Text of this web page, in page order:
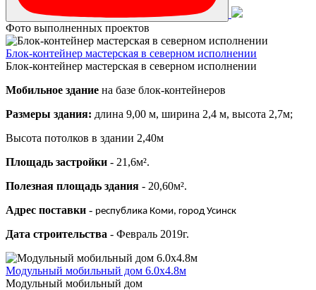
Фото выполненных проектов
Блок-контейнер мастерская в северном исполнении
Блок-контейнер мастерская в северном исполнении
Мобильное здание на базе блок-контейнеров
Размеры здания: длина 9,00 м, ширина 2,4 м, высота 2,7м;
Высота потолков в здании 2,40м
Площадь застройки - 21,6м².
Полезная площадь здания - 20,60м².
Адрес поставки - республика Коми, город Усинск
Дата строительства - Февраль 2019г.
Модульный мобильный дом 6.0х4.8м
Модульный мобильный дом